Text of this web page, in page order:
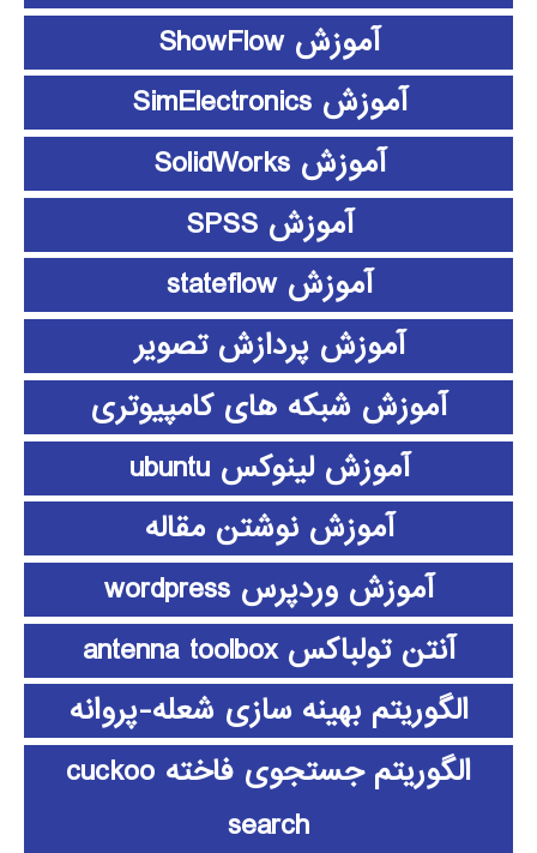
آموزش ShowFlow
آموزش SimElectronics
آموزش SolidWorks
آموزش SPSS
آموزش stateflow
آموزش پردازش تصویر
آموزش شبکه های کامپیوتری
آموزش لینوکس ubuntu
آموزش نوشتن مقاله
آموزش وردپرس wordpress
آنتن تولباکس antenna toolbox
الگوریتم بهینه سازی شعله-پروانه
الگوریتم جستجوی فاخته cuckoo
search